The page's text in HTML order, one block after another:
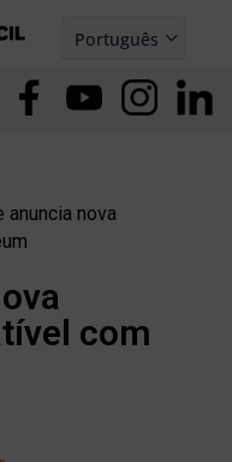
Português
Español
anuncia nova
com